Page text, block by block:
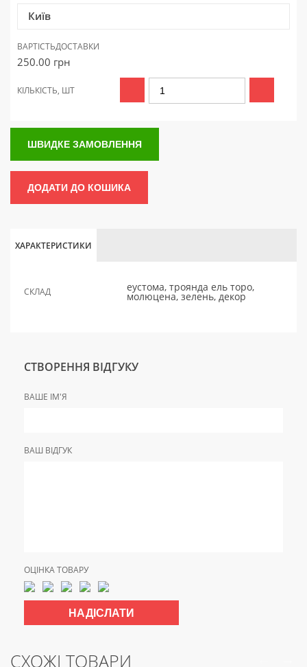
Київ
ВАРТІСТЬДОСТАВКИ
250.00 грн
КІЛЬКІСТЬ, ШТ
ШВИДКЕ ЗАМОВЛЕННЯ
ДОДАТИ ДО КОШИКА
ХАРАКТЕРИСТИКИ
СКЛАД еустома, троянда ель торо,
молюцена, зелень, декор
СТВОРЕННЯ ВІДГУКУ
ВАШЕ ІМ'Я
ВАШ ВІДГУК
ОЦІНКА ТОВАРУ
СХОЖІ ТОВАРИ